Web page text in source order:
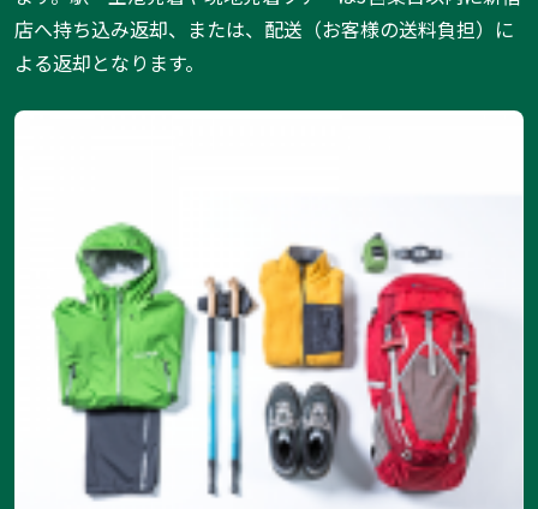
店へ持ち込み返却、または、配送（お客様の送料負担）に
よる返却となります。